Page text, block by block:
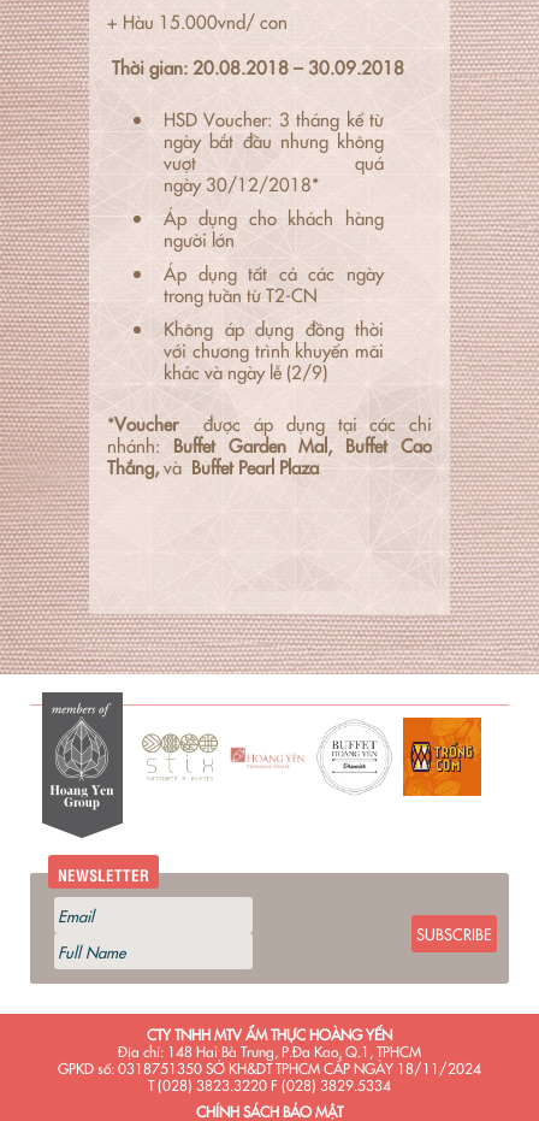
+ Hàu 15.000vnd/ con
Thời gian:20.08.2018– 30.09.2018
HSD Voucher: 3 tháng kể từ
ngày bắt đầu nhưng không
vượt quá
ngày 30/12/2018*
Áp dụng cho khách hàng
người lớn
Áp dụng tất cả các ngày
trong tuần từ T2-CN
Không áp dụng đồng thời
với chương trình khuyến mãi
khác và ngày lễ (2/9)
*Voucher
được áp dụng tại các chi
nhánh: Buffet Garden Mal, Buffet Cao
Thắng,và Buffet Pearl Plaza
NEWSLETTER
SUBSCRIBE
CTY TNHH MTV ẨM THỰC HOÀNG YẾN
Địa chỉ: 148 Hai Bà Trưng, P.Đa Kao, Q.1, TPHCM
GPKD số: 0318751350 SỞ KH&DT TPHCM CẤP NGÀY 18/11/2024
T (028) 3823.3220 F (028) 3829.5334
CHÍNH SÁCH BẢO MẬT